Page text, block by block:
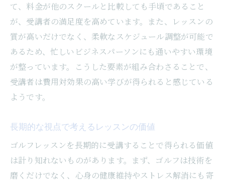
て、料金が他のスクールと比較しても手頃であること
が、受講者の満足度を高めています。また、レッスンの
質が高いだけでなく、柔軟なスケジュール調整が可能で
あるため、忙しいビジネスパーソンにも通いやすい環境
が整っています。こうした要素が組み合わさることで、
受講者は費用対効果の高い学びが得られると感じている
ようです。
長期的な視点で考えるレッスンの価値
ゴルフレッスンを長期的に受講することで得られる価値
は計り知れないものがあります。まず、ゴルフは技術を
磨くだけでなく、心身の健康維持やストレス解消にも寄